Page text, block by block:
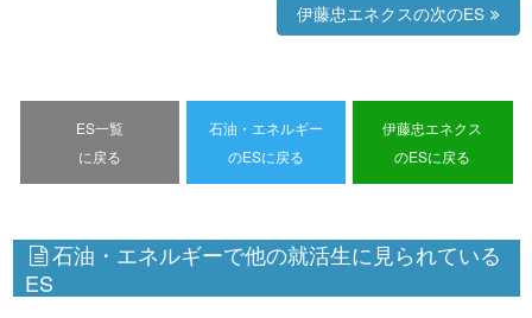
伊藤忠エネクスの次のES
ES一覧
に戻る
石油・エネルギー
のESに戻る
伊藤忠エネクス
のESに戻る
石油・エネルギーで他の就活生に見られている
ES